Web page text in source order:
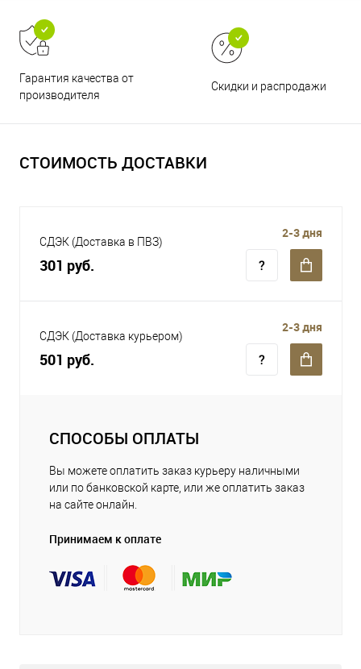
Гарантия качества от
производителя
Скидки и распродажи
СТОИМОСТЬ ДОСТАВКИ
СДЭК (Доставка в ПВЗ)
301 руб.
2-3 дня
СДЭК (Доставка курьером)
501 руб.
2-3 дня
СПОСОБЫ ОПЛАТЫ
Вы можете оплатить заказ курьеру наличными
или по банковской карте, или же оплатить заказ
на сайте онлайн.
Принимаем к оплате